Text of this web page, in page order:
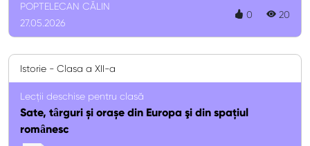
POPTELECAN CĂLIN
27.05.2026
0 20
Istorie - Clasa a XII-a
Lecții deschise pentru clasă
Sate, tȃrguri și orașe din Europa şi din spațiul
romȃnesc